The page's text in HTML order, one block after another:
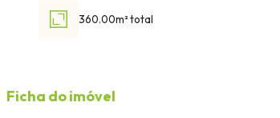
360.00m² total
Ficha do imóvel